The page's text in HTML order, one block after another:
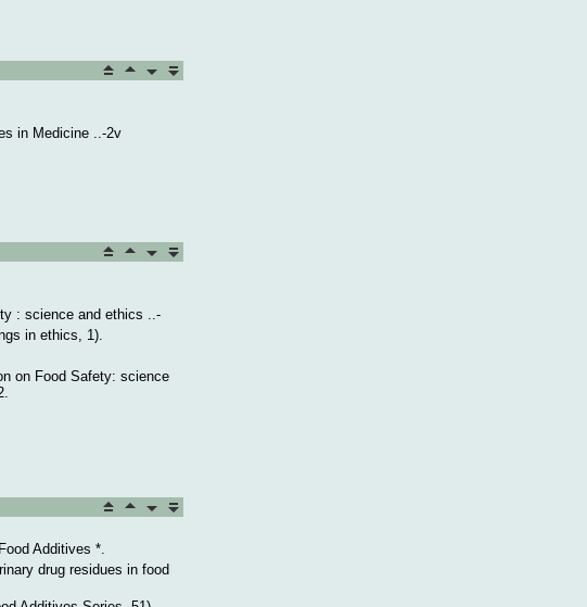
in Medicine ..-2v
: science and ethics ..-
in ethics, 1).
on Food Safety: science
Additives *.
drug residues in food